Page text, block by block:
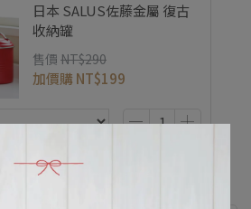
日本 SALUS佐藤金屬 復古
收納罐
售價 NT$290
加價購 NT$199